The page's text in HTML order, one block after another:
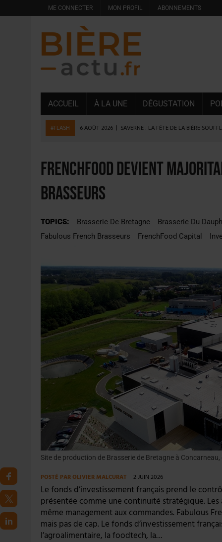
ME CONNECTER MON PROFIL ABONNEMENTS
ACCUEIL À LA UNE DÉGUSTATION
#FLASH 6 AOÛT 2026 SAVERNE : LA FÊTE DE LA BIÈRE
5 AOÛT 2026 | ISÈRE : LA BRASSERIE DU DAUPHINÉ AUGMENTE
4 AOÛT 2026 | DESPERADOS AVENIDA : 3 INNOVATIONS LATINES
4 AOÛT 2026 LA GÉNÉRATION Z ET LA MODÉRATION
31 JUILLET 2026 PODCAST – BRASSERIE SAINTE COLOMBE, 30
FrenchFood devient
Brasseurs
TOPICS: Brasserie De Bretagne Brasserie Du
Fabulous French Brasseurs
FrenchFood Capital
Site de production de Brasserie de Bretagne à
POSTÉ PAROLIVIER MALCURAT 2 JUIN 2026
Le fonds d’investissement français prend le
présentée comme une continuité stratégique.
même management aux commandes. Fabulous
mais pas de cap. Le fonds d’investissement
l’agroalimentaire, la foodtech, la…